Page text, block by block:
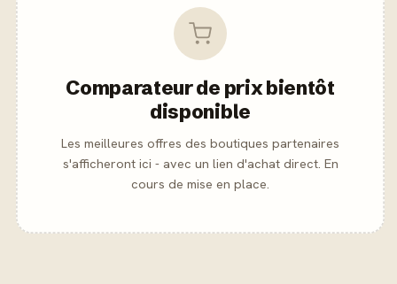
Comparateur de prix bientôt
disponible
Les meilleures offres des boutiques partenaires
s'afficheront ici - avec un lien d'achat direct. En
cours de mise en place.